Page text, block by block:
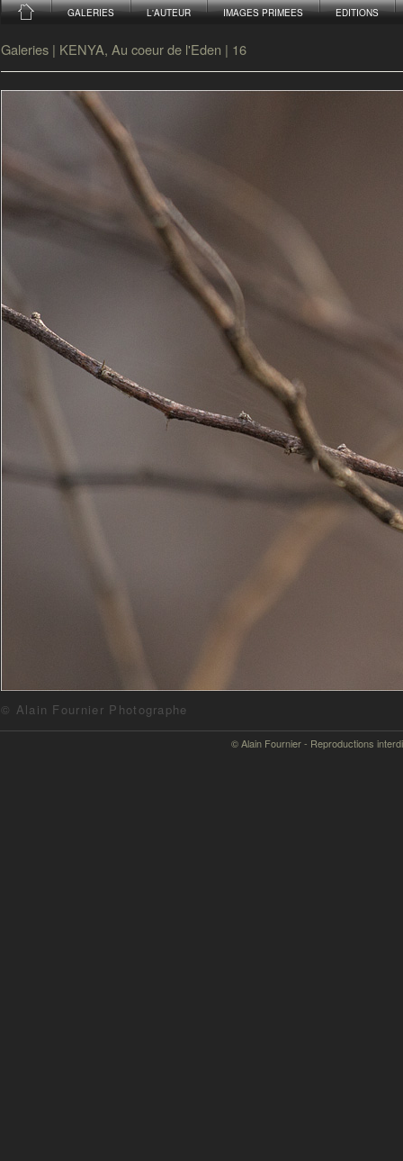
GALERIES L'AUTEUR IMAGES PRIMEES EDITIONS
Galeries | KENYA, Au coeur de l'Eden | 16
© Alain Fournier Photographe
© Alain Fournier - Reproductions